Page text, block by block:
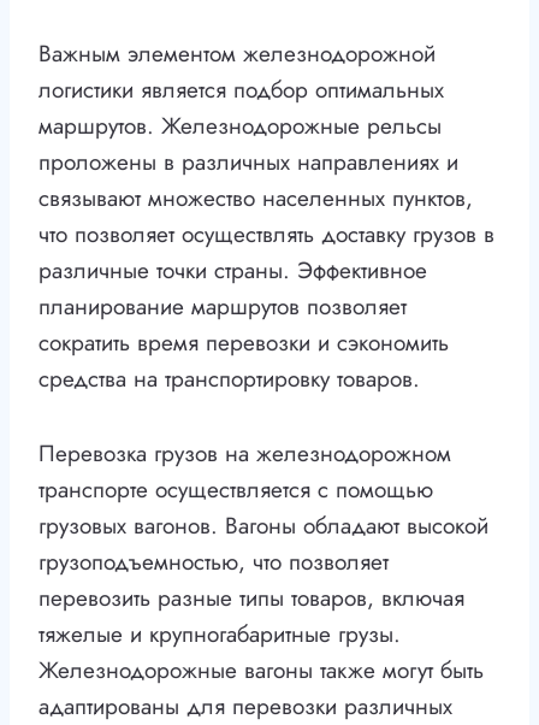
Важным элементом железнодорожной
логистики является подбор оптимальных
маршрутов. Железнодорожные рельсы
проложены в различных направлениях и
связывают множество населенных пунктов,
что позволяет осуществлять доставку грузов в
различные точки страны. Эффективное
планирование маршрутов позволяет
сократить время перевозки и сэкономить
средства на транспортировку товаров.
Перевозка грузов на железнодорожном
транспорте осуществляется с помощью
грузовых вагонов. Вагоны обладают высокой
грузоподъемностью, что позволяет
перевозить разные типы товаров, включая
тяжелые и крупногабаритные грузы.
Железнодорожные вагоны также могут быть
адаптированы для перевозки различных